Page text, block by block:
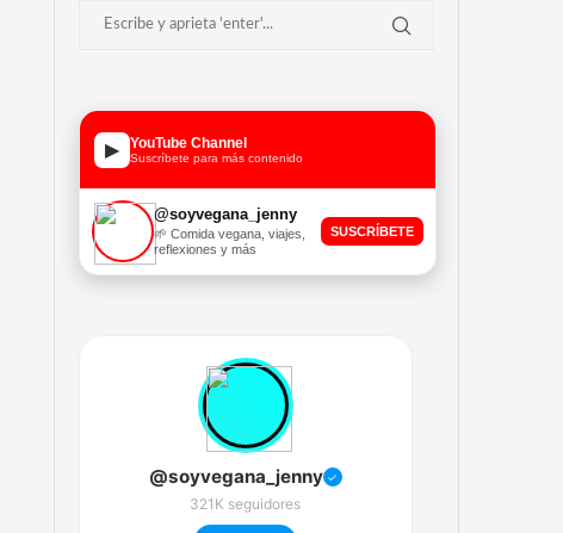
▶ YouTube Channel
Suscríbete para más contenido
@soyvegana_jenny
🌱 Comida vegana, viajes,
reflexiones y más
SUSCRÍBETE
@soyvegana_jenny ✓
321K seguidores